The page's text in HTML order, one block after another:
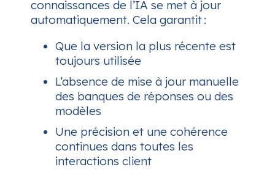
connaissances de l’IA se met à jour
automatiquement. Cela garantit :
Que la version la plus récente est
toujours utilisée
L’absence de mise à jour manuelle
des banques de réponses ou des
modèles
Une précision et une cohérence
continues dans toutes les
interactions client